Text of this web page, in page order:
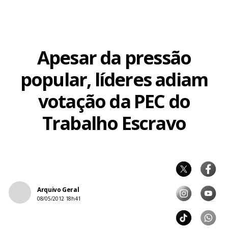
Apesar da pressão
popular, líderes adiam
votação da PEC do
Trabalho Escravo
Arquivo Geral
08/05/2012 18h41